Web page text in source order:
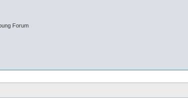
Forum